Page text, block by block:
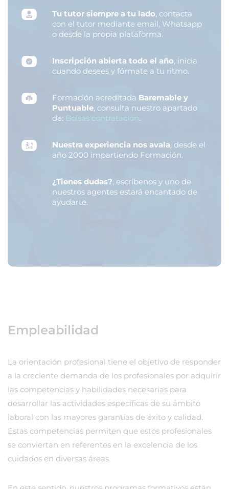
Tu tutor siempre a tu lado, contacta
con el tutor mediante email, Whatsapp
o desde la propia plataforma.
Inscripción abierta todo el año, inicia
cuando desees y fórmate a tu ritmo.
Formación acreditada Baremable y
Puntuable, consulta nuestro apartado
de: Bolsas contratación.
Nuestra experiencia nos avala, desde el
año 2000 impartiendo Formación.
¿Tienes dudas?, escríbenos y uno de
nuestros agentes estará encantado de
ayudarte.
Empleabilidad
La orientación profesional tiene el objetivo de responder
a la creciente demanda de los profesionales por adquirir
las competencias y habilidades necesarias para
desarrollar las actividades específicas de su ámbito
laboral con las mayores garantías de éxito y calidad.
Estas competencias permiten que estos profesionales
se conviertan en referentes en la excelencia de los
cuidados en diversas áreas.